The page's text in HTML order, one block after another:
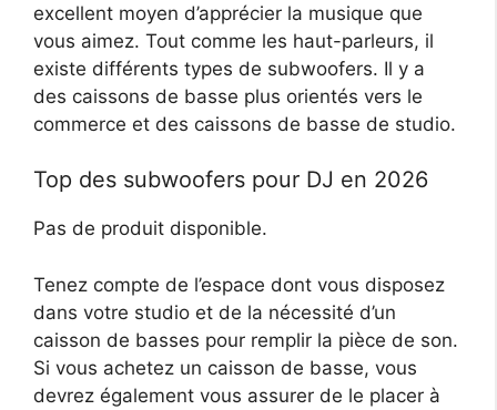
excellent moyen d’apprécier la musique que
vous aimez. Tout comme les haut-parleurs, il
existe différents types de subwoofers. Il y a
des caissons de basse plus orientés vers le
commerce et des caissons de basse de studio.
Top des subwoofers pour DJ en 2026
Pas de produit disponible.
Tenez compte de l’espace dont vous disposez
dans votre studio et de la nécessité d’un
caisson de basses pour remplir la pièce de son.
Si vous achetez un caisson de basse, vous
devrez également vous assurer de le placer à